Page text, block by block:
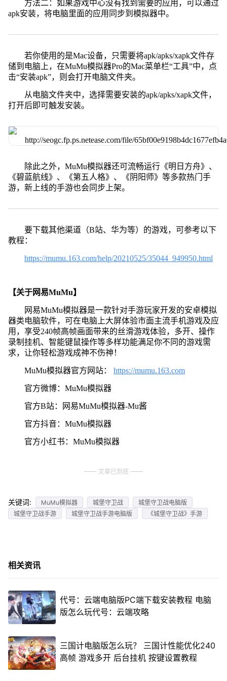
方法二：如果游戏中心没有找到需要的应用，可以通过
apk安装，将电脑里面的应用同步到模拟器中。
若你使用的是Mac设备，只需要将apk/apks/xapk文件存
储到电脑上，在MuMu模拟器Pro的Mac菜单栏“工具”中，点
击“安装apk”，则会打开电脑文件夹。
从电脑文件夹中，选择需要安装的apk/apks/xapk文件，
打开后即可触发安装。
除此之外，MuMu模拟器还可流畅运行《明日方舟》、
《碧蓝航线》、《第五人格》、《阴阳师》等多款热门手
游，新上线的手游也会同步上架。
要下载其他渠道（B站、华为等）的游戏，可参考以下
教程：
https://mumu.163.com/help/20210525/35044_949950.html
【关于网易MuMu】
网易MuMu模拟器是一款针对手游玩家开发的安卓模拟
器类电脑软件，可在电脑上大屏体验市面主流手机游戏及应
用，享受240帧高帧画面带来的丝滑游戏体验，多开、操作
录制挂机、智能键鼠操作等多样功能满足你不同的游戏需
求，让你轻松游戏成神不伤神！
MuMu模拟器官方网站： https://mumu.163.com
官方微博：MuMu模拟器
官方B站：网易MuMu模拟器-Mu酱
官方抖音：MuMu模拟器
官方小红书：MuMu模拟器
文章已到底
关键词: MuMu模拟器 城堡守卫战
城堡守卫战电脑版
城堡守卫战手游
城堡守卫战手游电脑版 《城堡守卫战》手游
相关资讯
代号：云端电脑版PC端下载安装教程 电脑
版怎么玩代号：云端攻略
三国计电脑版怎么玩？ 三国计性能优化240
高帧 游戏多开 后台挂机 按键设置教程